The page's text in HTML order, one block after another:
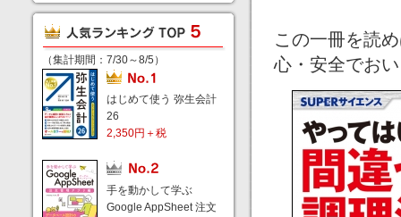
（集計期間：7/30～8/5）
はじめて使う 弥生会計
26
2,350円＋税
手を動かして学ぶ
Google AppSheet 注文
この一冊を読
心・安全でお